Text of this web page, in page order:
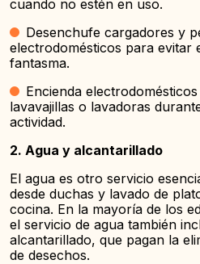
cuando no estén en uso.
Desenchufe cargadores y
electrodomésticos para evitar
fantasma.
Encienda
lavavajillas o lavadoras
actividad.
2. Agua y alcantarillado
El agua es otro servicio
desde duchas y lavado de
cocina. En la mayoría de los
el servicio de agua también
alcantarillado, que pagan la
de desechos.